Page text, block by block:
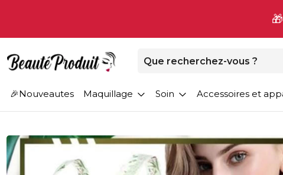
Nouveautes Maquillage Soin Accessoires et